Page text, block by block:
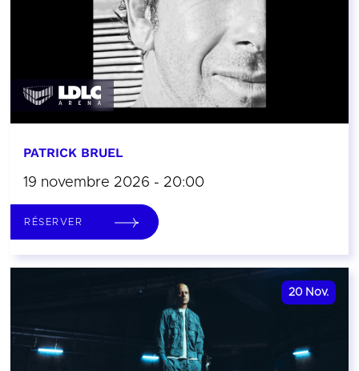
PATRICK BRUEL
19 novembre 2026 - 20:00
RÉSERVER
20 Nov.